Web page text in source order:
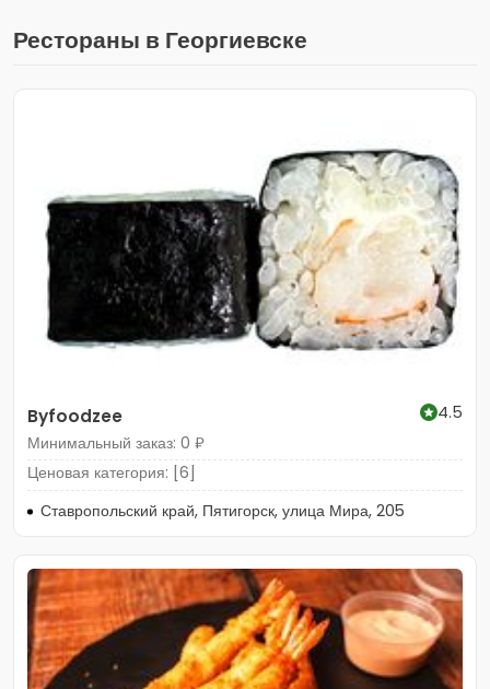
Рестораны в Георгиевске
Byfoodzee
4.5
Минимальный заказ: 0 ₽
Ценовая категория: [6]
Ставропольский край, Пятигорск, улица Мира, 205